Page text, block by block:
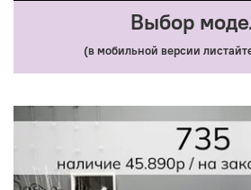
Выбор
(в мобильной версии